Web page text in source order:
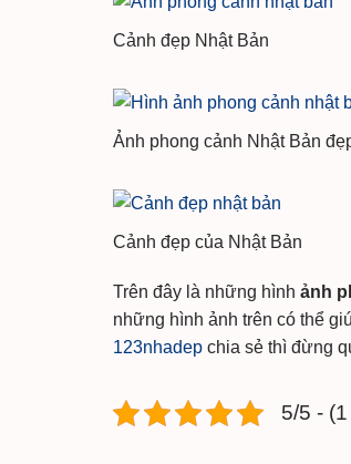
Cảnh đẹp Nhật Bản
Ảnh phong cảnh Nhật Bản
Cảnh đẹp của Nhật Bản
Trên đây là những hình ảnh
những hình ảnh trên có thể
123nhadep chia sẻ thì đừng
5/5 -